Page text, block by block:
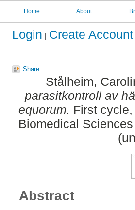
Home About
Login Create Account
Share
Stålheim,
parasitkontroll av
equorum. First
Biomedical
Abstract